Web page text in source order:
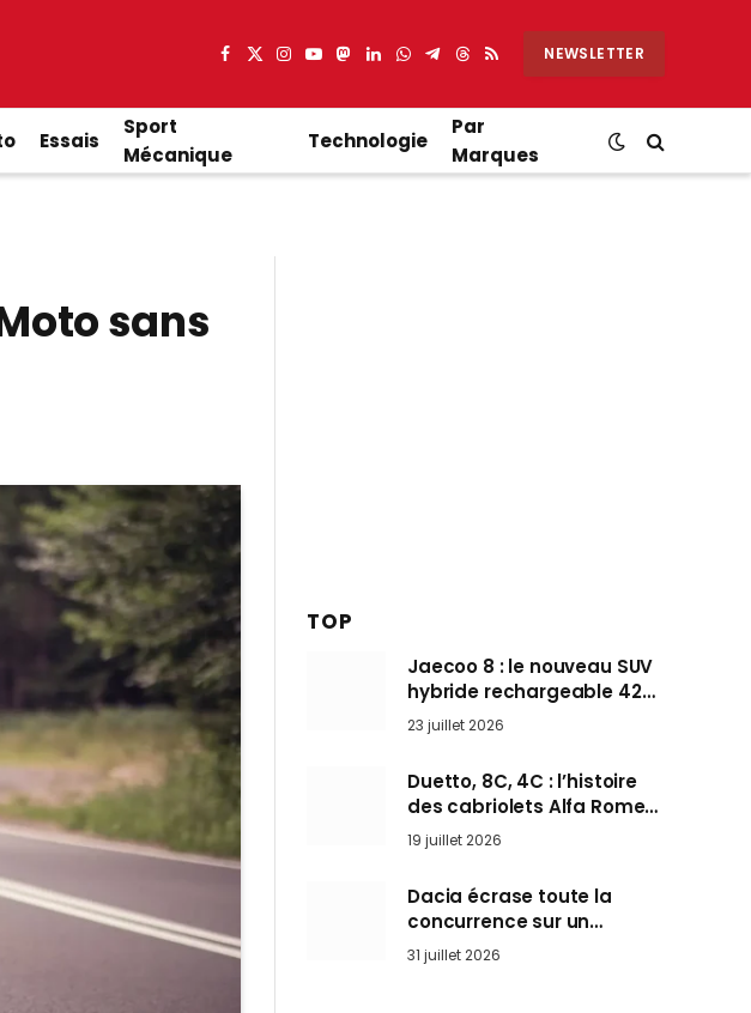
Facebook
X
Instagram
YouTube
Mastodon
LinkedIn
WhatsApp
Partager
Telegram
Threads
RSS NEWSLETTER
Essais
Sport
Mécanique
Technologie
Par
Marques
sans
TOP
Jaecoo 8 : le nouveau SUV
hybride rechargeable 428
ch qui vise l’Audi Q7 arrive
en Europe cet automne
23 juillet 2026
Duetto, 8C, 4C : l’histoire
des cabriolets Alfa Romeo,
ces Spider qui ont défini
l’art de rouler cheveux au
vent
19 juillet 2026
Dacia écrase toute la
concurrence sur un
marché où personne ne
l’attendait
31 juillet 2026